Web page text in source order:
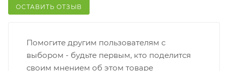
Вскрывать коробку самостоятельно вы можете
не должна превышать 100 000 р.
ОСТАВИТЬ ОТЗЫВ
Помогите другим пользователям с
выбором - будьте первым, кто поделится
своим мнением об этом товаре